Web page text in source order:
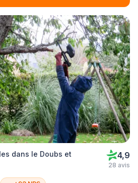
dans le Doubs et
4,9
28 avis